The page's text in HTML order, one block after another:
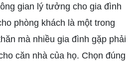
gian lý tưởng cho gia đình
phòng khách là một trong
mà nhiều gia đình gặp phải
căn nhà của họ. Chọn đúng